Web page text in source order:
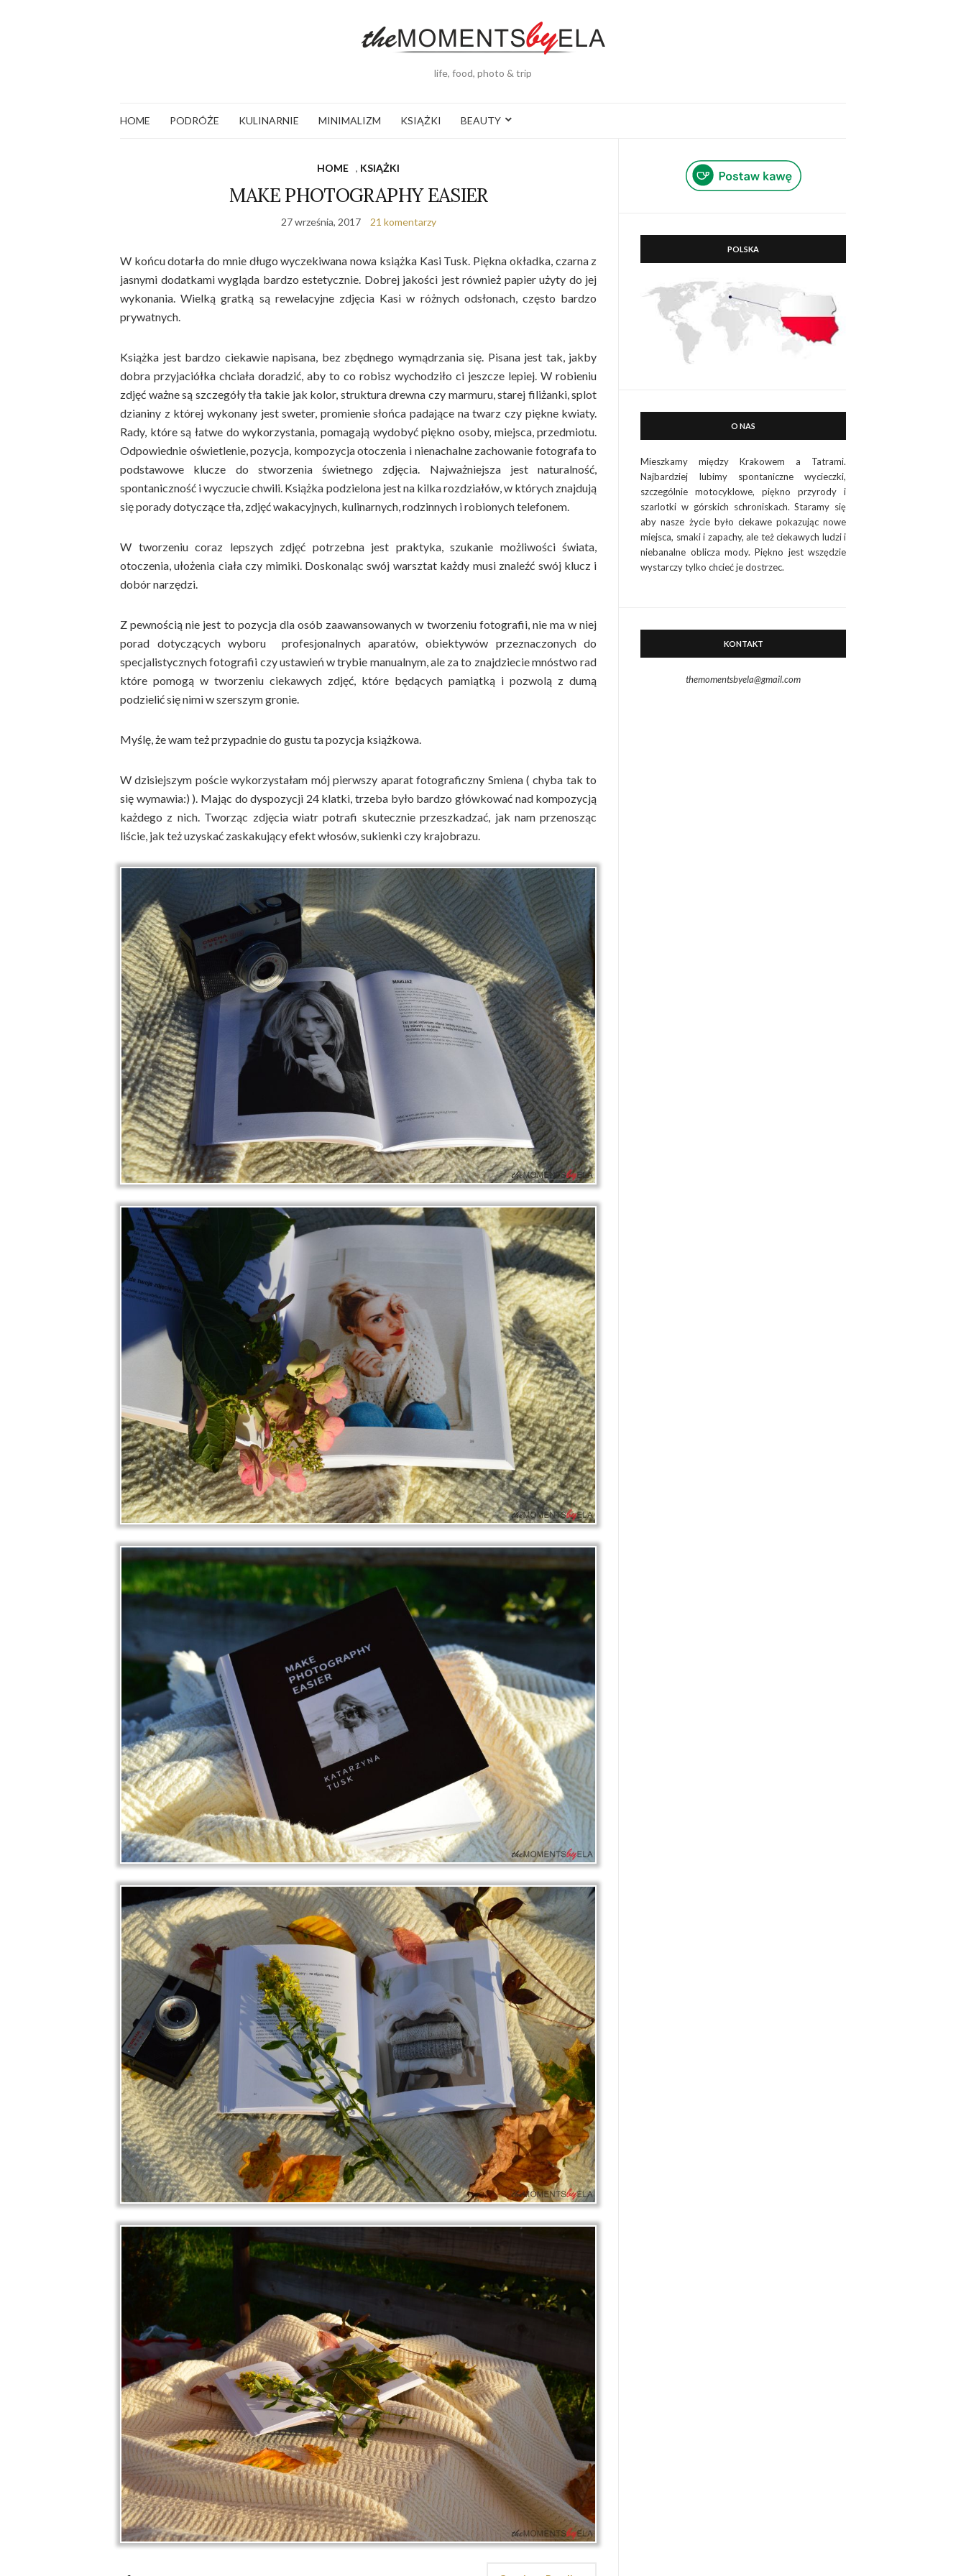
life, food, photo & trip
HOME PODRÓŻE KULINARNIE MINIMALIZM KSIĄŻKI BEAUTY
HOME , KSIĄŻKI
MAKE PHOTOGRAPHY EASIER
27 września, 2017 21 komentarzy
W końcu dotarła do mnie długo wyczekiwana nowa książka Kasi Tusk. Piękna okładka, czarna z
jasnymi dodatkami wygląda bardzo estetycznie. Dobrej jakości jest również papier użyty do jej
wykonania. Wielką gratką są rewelacyjne zdjęcia Kasi w różnych odsłonach, często bardzo
prywatnych.
Książka jest bardzo ciekawie napisana, bez zbędnego wymądrzania się. Pisana jest tak, jakby
dobra przyjaciółka chciała doradzić, aby to co robisz wychodziło ci jeszcze lepiej. W robieniu
zdjęć ważne są szczegóły tła takie jak kolor, struktura drewna czy marmuru, starej filiżanki, splot
dzianiny z której wykonany jest sweter, promienie słońca padające na twarz czy piękne kwiaty.
Rady, które są łatwe do wykorzystania, pomagają wydobyć piękno osoby, miejsca, przedmiotu.
Odpowiednie oświetlenie, pozycja, kompozycja otoczenia i nienachalne zachowanie fotografa to
podstawowe klucze do stworzenia świetnego zdjęcia. Najważniejsza jest naturalność,
spontaniczność i wyczucie chwili. Książka podzielona jest na kilka rozdziałów, w których znajdują
się porady dotyczące tła, zdjęć wakacyjnych, kulinarnych, rodzinnych i robionych telefonem.
W tworzeniu coraz lepszych zdjęć potrzebna jest praktyka, szukanie możliwości świata,
otoczenia, ułożenia ciała czy mimiki. Doskonaląc swój warsztat każdy musi znaleźć swój klucz i
dobór narzędzi.
Z pewnością nie jest to pozycja dla osób zaawansowanych w tworzeniu fotografii, nie ma w niej
porad dotyczących wyboru profesjonalnych aparatów, obiektywów przeznaczonych do
specjalistycznych fotografii czy ustawień w trybie manualnym, ale za to znajdziecie mnóstwo rad
które pomogą w tworzeniu ciekawych zdjęć, które będących pamiątką i pozwolą z dumą
podzielić się nimi w szerszym gronie.
Myślę, że wam też przypadnie do gustu ta pozycja książkowa.
W dzisiejszym poście wykorzystałam mój pierwszy aparat fotograficzny Smiena ( chyba tak to
się wymawia:) ). Mając do dyspozycji 24 klatki, trzeba było bardzo główkować nad kompozycją
każdego z nich. Tworząc zdjęcia wiatr potrafi skutecznie przeszkadzać, jak nam przenosząc
liście, jak też uzyskać zaskakujący efekt włosów, sukienki czy krajobrazu.
POLSKA
O NAS
Mieszkamy między Krakowem a Tatrami.
Najbardziej lubimy spontaniczne wycieczki,
szczególnie motocyklowe, piękno przyrody i
szarlotki w górskich schroniskach. Staramy się
aby nasze życie było ciekawe pokazując nowe
miejsca, smaki i zapachy, ale też ciekawych ludzi i
niebanalne oblicza mody. Piękno jest wszędzie
wystarczy tylko chcieć je dostrzec.
KONTAKT
themomentsbyela@gmail.com